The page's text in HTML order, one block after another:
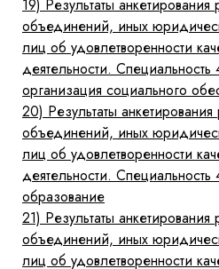
19) Результаты
объединений, иных
лиц об удовлетворенности
деятельности.
организация социального
20) Результаты
объединений, иных
лиц об удовлетворенности
деятельности.
образование
21) Результаты
объединений, иных
лиц об удовлетворенности